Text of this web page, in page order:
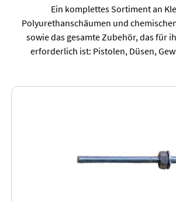
Ein komplettes Sortiment an
Polyurethanschäumen und
sowie das gesamte Zubehör, das für
erforderlich ist: Pistolen, Düsen,